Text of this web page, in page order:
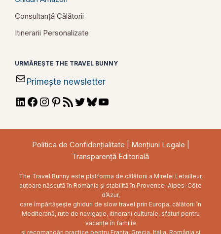
Consultanță Călătorii
Itinerarii Personalizate
URMĂREȘTE THE TRAVEL BUNNY
Primește newsletter
LinkedIn
Facebook
Instagram
Pinterest
RSSTwitterBluesky
Politica de Confidențialitate Mențiuni Legale
Transparență Editorială
The Travel Bunny este platforma de călătorii a Mirelei Letailleur,
autoare născută în România și stabilită în Provence-Alpes-Côte
d’Azur,
care împărtășește ghiduri de slow travel prin Europa, călătorii în
Mediterană, rute de navigație, itinerarii culturale, sfaturi pentru
vacanțe în familie
și recomandări practice pentru Franța, Grecia, Italia, România și